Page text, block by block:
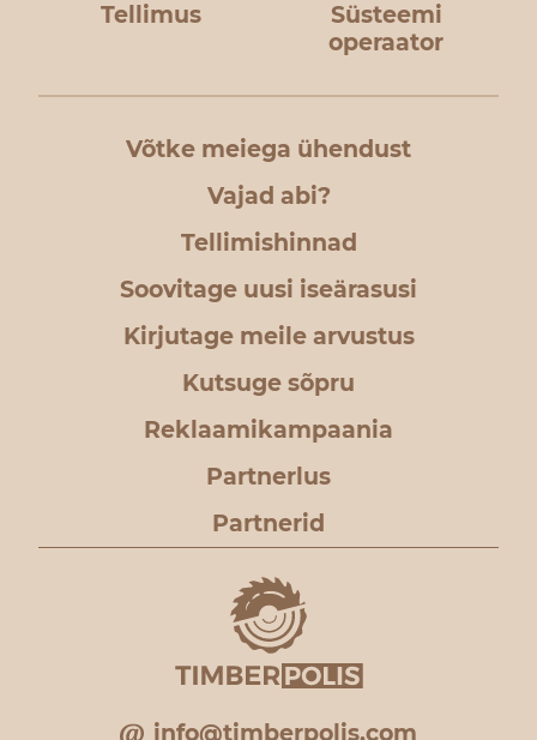
Tellimus
Süsteemi
operaator
Võtke meiega ühendust
Vajad abi?
Tellimishinnad
Soovitage uusi iseärasusi
Kirjutage meile arvustus
Kutsuge sõpru
Reklaamikampaania
Partnerlus
Partnerid
info@timberpolis.com